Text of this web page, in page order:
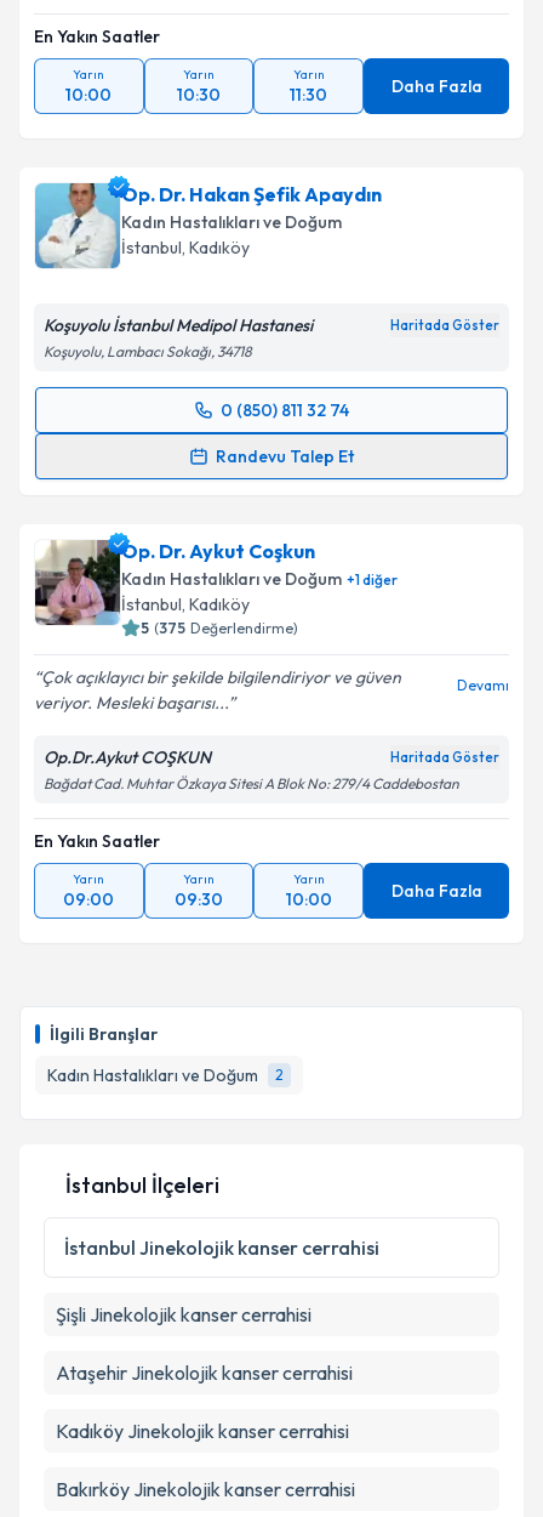
İlgili Branşlar
Kadın Hastalıkları ve Doğum
2
En Yakın Saatler
Yarın
10:00
Yarın
10:30
Yarın
11:30 Daha Fazla
Op. Dr. Hakan Şefik Apaydın
Kadın Hastalıkları ve Doğum
İstanbul, Kadıköy
Koşuyolu İstanbul Medipol Hastanesi Haritada Göster
Koşuyolu, Lambacı Sokağı, 34718
0 (850) 811 32 74
Randevu Talep Et
Randevu Takvimi Talebi
için bir takvim hazırlandığında e-posta ile
bilgilendireceğiz.
E-posta Adresiniz
Metni'ni okudum ve kişisel verilerimin belirtilen
kapsamda işlenmesini kabul ediyorum.
Takvim Talebini Gönder
Op. Dr. Aykut Coşkun
Kadın Hastalıkları ve Doğum +1diğer
İstanbul, Kadıköy
5 (375 Değerlendirme)
Çok açıklayıcı bir şekilde bilgilendiriyor ve güven
veriyor. Mesleki başarısı...
Devamı
Op.Dr.Aykut COŞKUN Haritada Göster
Bağdat Cad. Muhtar Özkaya Sitesi A Blok No: 279/4 Caddebostan
En Yakın Saatler
Yarın
09:00
Yarın
09:30
Yarın
10:00 Daha Fazla
İstanbul İlçeleri
İstanbul Jinekolojik kanser cerrahisi
Şişli Jinekolojik kanser cerrahisi
Ataşehir Jinekolojik kanser cerrahisi
Kadıköy Jinekolojik kanser cerrahisi
Bakırköy Jinekolojik kanser cerrahisi